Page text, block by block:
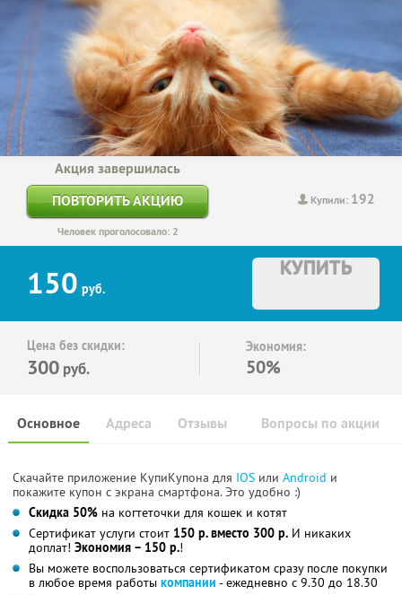
Купили: 192
Акция завершилась
ПОВТОРИТЬ АКЦИЮ
Человек проголосовало: 2
150 руб.
КУПИТЬ
Цена без скидки:
300 руб.
Экономия:
50%
Основное Отзывы Вопросы по акции
Адреса
Скачайте приложение КупиКупона для IOS или Android и
покажите купон с экрана смартфона. Это удобно :)
Скидка 50% на когтеточки для кошек и котят
Сертификат услуги стоит 150 р. вместо 300 р. И никаких
доплат! Экономия – 150 р.!
Вы можете воспользоваться сертификатом сразу после покупки
в любое время работы компании - ежедневно с 9.30 до 18.30